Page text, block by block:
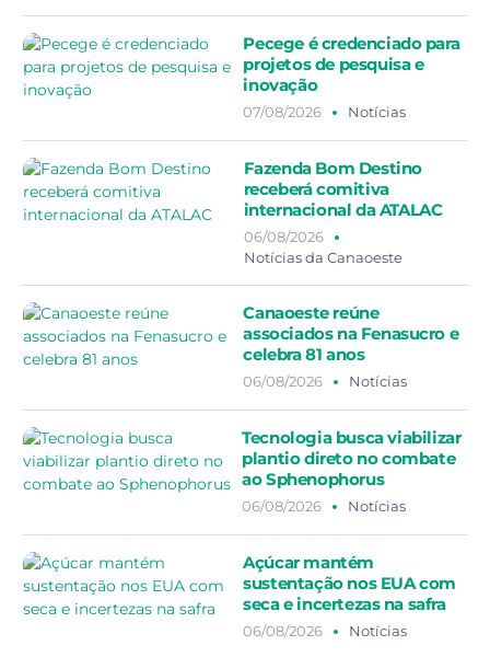
Pecege é credenciado para
projetos de pesquisa e
inovação
07/08/2026 Notícias
Fazenda Bom Destino
receberá comitiva
internacional da ATALAC
06/08/2026
Notícias da Canaoeste
Canaoeste reúne
associados na Fenasucro e
celebra 81 anos
06/08/2026 Notícias
Tecnologia busca viabilizar
plantio direto no combate
ao Sphenophorus
06/08/2026 Notícias
Açúcar mantém
sustentação nos EUA com
seca e incertezas na safra
06/08/2026 Notícias